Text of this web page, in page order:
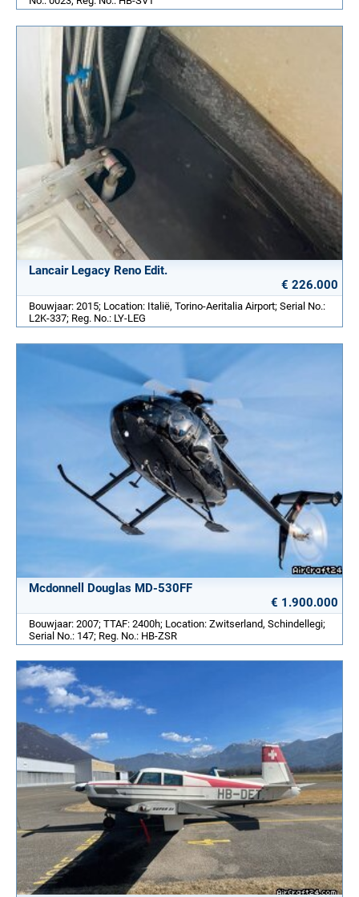
Lancair Legacy Reno Edit.
€ 226.000
Bouwjaar: 2015; Location: Italië, Torino-Aeritalia Airport; Serial No.:
L2K-337; Reg. No.: LY-LEG
Mcdonnell Douglas MD-530FF
€ 1.900.000
Bouwjaar: 2007; TTAF: 2400h; Location: Zwitserland, Schindellegi;
Serial No.: 147; Reg. No.: HB-ZSR